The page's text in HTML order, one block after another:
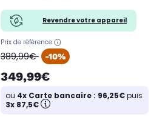
Revendre votre appareil
Prix de référence
oldPrice
389,99€ -10%
349,99€
ou 4x Carte bancaire : 96,25€puis
3x 87,5€